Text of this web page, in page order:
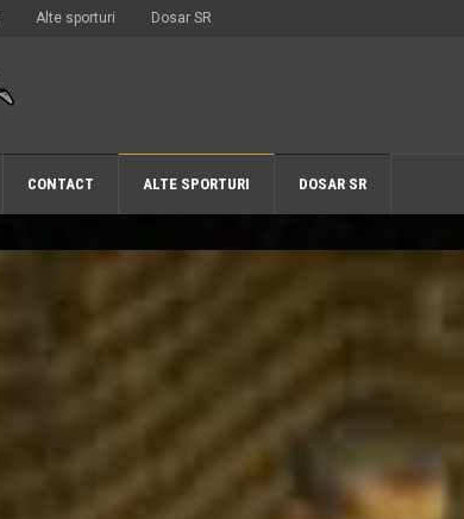
Alte sporturi Dosar SR
CONTACT ALTE SPORTURI DOSAR SR